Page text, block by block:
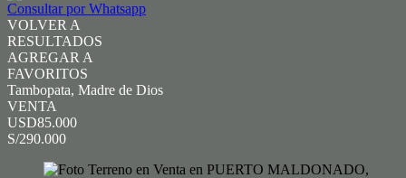
Consultar por Whatsapp
VOLVER A
RESULTADOS
AGREGAR A
FAVORITOS
Tambopata, Madre de Dios
VENTA
USD85.000
S/290.000